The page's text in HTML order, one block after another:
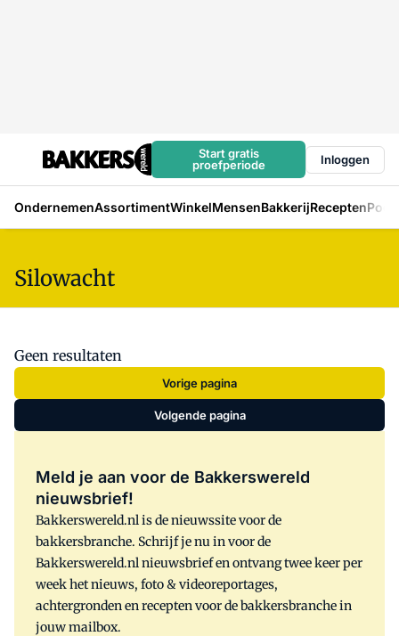
Start gratis
proefperiode
Inloggen
OndernemenAssortimentWinkelMensenBakkerijRecepten
Silowacht
Geen resultaten
Vorige pagina
Volgende pagina
Meld je aan voor de Bakkerswereld
nieuwsbrief!
Bakkerswereld.nl is de nieuwssite voor de
bakkersbranche. Schrijf je nu in voor de
Bakkerswereld.nl nieuwsbrief en ontvang twee keer per
week het nieuws, foto & videoreportages,
achtergronden en recepten voor de bakkersbranche in
jouw mailbox.